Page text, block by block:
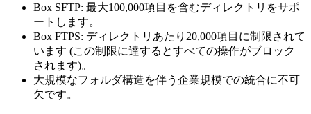
Box SFTP: 最大100,000項目を含むディレクトリをサポ
ートします。
Box FTPS: ディレクトリあたり20,000項目に制限されて
います (この制限に達するとすべての操作がブロック
されます)。
大規模なフォルダ構造を伴う企業規模での統合に不可
欠です。